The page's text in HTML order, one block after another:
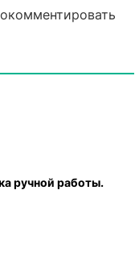
ручной работы.